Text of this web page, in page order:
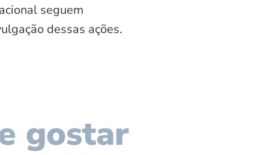
seguem
dessas ações.
gostar